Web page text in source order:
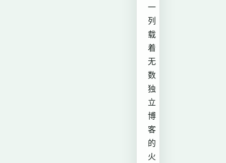
一
列
载
着
无
数
独
立
博
客
的
火